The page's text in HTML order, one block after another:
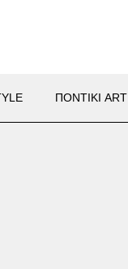
ΠΟΝΤΙΚΙ ART